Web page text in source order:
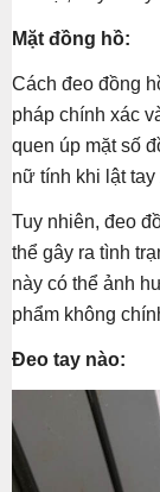
Mặt đồng hồ:
Cách đeo đồng
pháp chính xác
quen úp mặt số
nữ tính khi lật
Tuy nhiên, đeo
thể gây ra tình
này có thể ảnh
phẩm không
Đeo tay nào: